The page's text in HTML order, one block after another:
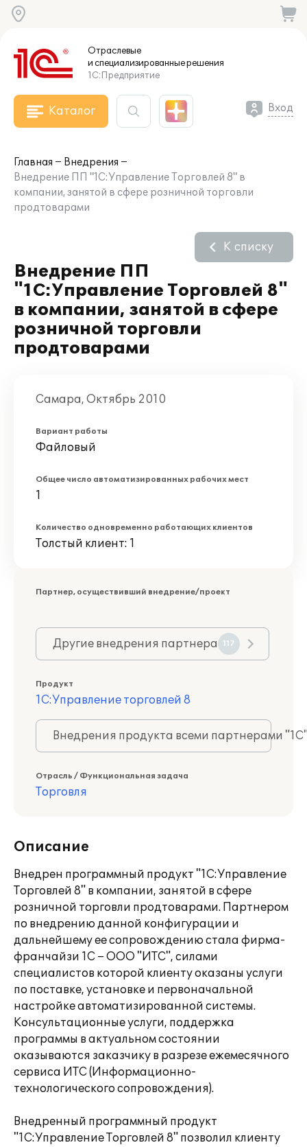
Отраслевые
и специализированныерешения
1С:Предприятие
Каталог Вход
Главная
Внедрения
Внедрение ПП "1С:Управление Торговлей 8" в
компании, занятой в сфере розничной торговли
продтоварами
Внедрение ПП
"1С:Управление Торговлей 8"
в компании, занятой в сфере
розничной торговли
продтоварами
К списку
Самара, Октябрь 2010
Вариант работы
Файловый
Общее число автоматизированных рабочих мест
1
Количество одновременно работающих клиентов
Толстый клиент: 1
Партнер, осуществивший внедрение/проект
Другие внедрения партнера 117
Продукт
1С:Управление торговлей 8
Внедрения продукта всеми партнерами
Отрасль / Функциональная задача
Торговля
Описание
Внедрен программный продукт "1С:Управление
Торговлей 8" в компании, занятой в сфере
розничной торговли продтоварами. Партнером
по внедрению данной конфигурации и
дальнейшему ее сопровождению стала фирма-
франчайзи 1С – ООО "ИТС", силами
специалистов которой клиенту оказаны услуги
по поставке, установке и первоначальной
настройке автоматизированной системы.
Консультационные услуги, поддержка
программы в актуальном состоянии
оказываются заказчику в разрезе ежемесячного
сервиса ИТС (Информационно-
технологического сопровождения).
Внедренный программный продукт
"1С:Управление Торговлей 8" позволил клиенту